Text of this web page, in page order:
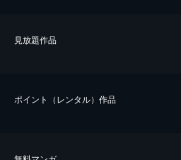
⾒放題作品
ポイント（レンタル）作品